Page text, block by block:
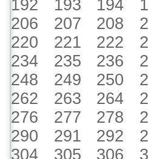
192
193 194
206
207 208
220
221 222
234
235 236
248
249 250
262
263 264
276
277 278
290
291 292
304
305 306